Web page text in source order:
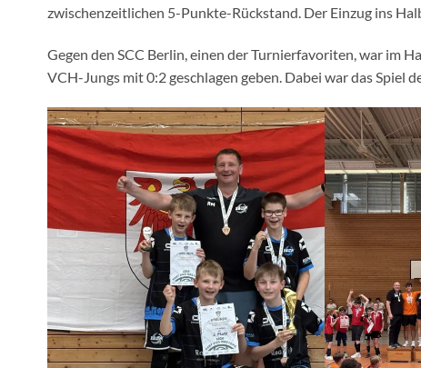
zwischenzeitlichen 5-Punkte-Rückstand. Der Einzug ins
Gegen den SCC Berlin, einen der Turnierfavoriten, war im
VCH-Jungs mit 0:2 geschlagen geben. Dabei war das Spiel